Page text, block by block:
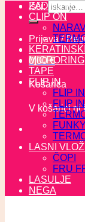
Išči:
Prijava /
0,00€
Košarica
V košarici ni
ZADNJI KOSI
CLIP ON
KERATINSKI
MICRORING
TAPE
FLIP IN
FLIP
FLIP
LASNI
ČOPI
FRU
LASULJE
NEGA